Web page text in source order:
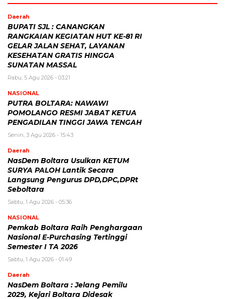
Daerah
BUPATI SJL : CANANGKAN
RANGKAIAN KEGIATAN HUT KE-81 RI
GELAR JALAN SEHAT, LAYANAN
KESEHATAN GRATIS HINGGA
SUNATAN MASSAL
Rabu, 5 Agu 2026 - 03:21
NASIONAL
PUTRA BOLTARA: NAWAWI
POMOLANGO RESMI JABAT KETUA
PENGADILAN TINGGI JAWA TENGAH
Senin, 3 Agu 2026 - 15:43
Daerah
NasDem Boltara Usulkan KETUM
SURYA PALOH Lantik Secara
Langsung Pengurus DPD,DPC,DPRt
Seboltara ‎
Sabtu, 1 Agu 2026 - 05:36
NASIONAL
Pemkab Boltara Raih Penghargaan
Nasional E-Purchasing Tertinggi
Semester I TA 2026
Sabtu, 1 Agu 2026 - 01:49
Daerah
‎NasDem Boltara : Jelang Pemilu
2029, Kejari Boltara Didesak